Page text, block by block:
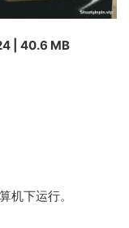
| 40.6 MB
机下运行。